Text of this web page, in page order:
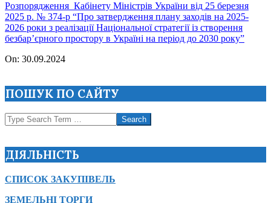
Розпорядження Кабінету Міністрів України від 25 березня
2025 р. № 374-р “Про затвердження плану заходів на 2025-
2026 роки з реалізації Національної стратегії із створення
безбар’єрного простору в Україні на період до 2030 року”
2024-
On: 30.09.2024
ПОШУК ПО САЙТУ
Search
ДІЯЛЬНІСТЬ
СПИСОК ЗАКУПІВЕЛЬ
ЗЕМЕЛЬНІ ТОРГИ